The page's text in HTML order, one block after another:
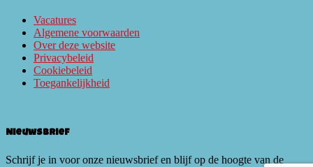
Vacatures
Algemene voorwaarden
Over deze website
Privacybeleid
Cookiebeleid
Toegankelijkheid
Nieuwsbrief
Schrijf je in voor onze nieuwsbrief en blijf op de hoogte van de